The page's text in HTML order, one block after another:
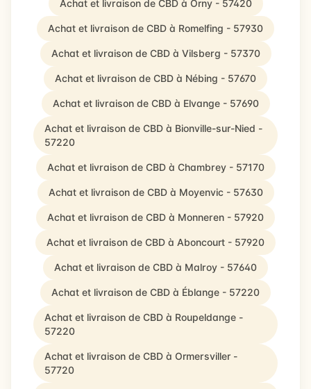
Achat et livraison de CBD à Orny - 57420
Achat et livraison de CBD à Romelfing - 57930
Achat et livraison de CBD à Vilsberg - 57370
Achat et livraison de CBD à Nébing - 57670
Achat et livraison de CBD à Elvange - 57690
Achat et livraison de CBD à Bionville-sur-Nied -
57220
Achat et livraison de CBD à Chambrey - 57170
Achat et livraison de CBD à Moyenvic - 57630
Achat et livraison de CBD à Monneren - 57920
Achat et livraison de CBD à Aboncourt - 57920
Achat et livraison de CBD à Malroy - 57640
Achat et livraison de CBD à Éblange - 57220
Achat et livraison de CBD à Roupeldange -
57220
Achat et livraison de CBD à Ormersviller -
57720